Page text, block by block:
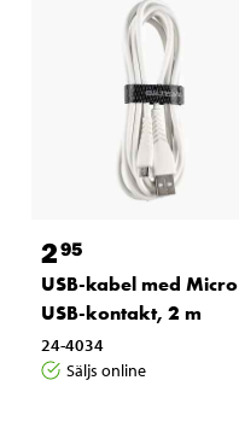
295
USB-kabel med Micro
USB-kontakt, 2 m
24-4034
Säljs online